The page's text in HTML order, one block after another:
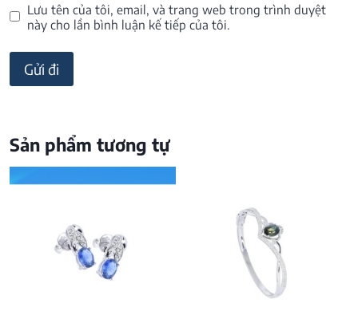
Lưu tên của tôi, email, và trang web trong trình duyệt
này cho lần bình luận kế tiếp của tôi.
Sản phẩm tương tự